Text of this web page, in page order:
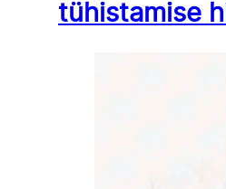
tühistamise